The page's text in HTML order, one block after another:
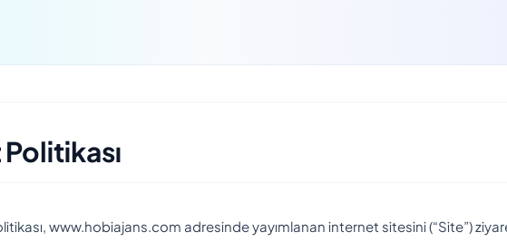
www.hobiajans.com adresinde yayımlanan internet sitesini (“Site”)